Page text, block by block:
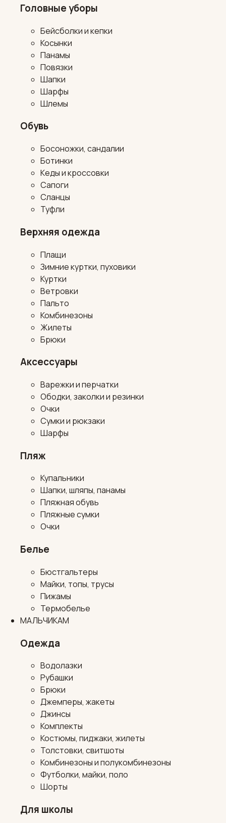
Головные уборы
Бейсболки и кепки
Косынки
Панамы
Повязки
Шапки
Шарфы
Шлемы
Обувь
Босоножки, сандалии
Ботинки
Кеды и кроссовки
Сапоги
Сланцы
Туфли
Верхняя одежда
Плащи
Зимние куртки, пуховики
Куртки
Ветровки
Пальто
Комбинезоны
Жилеты
Брюки
Аксессуары
Варежки и перчатки
Ободки, заколки и резинки
Очки
Сумки и рюкзаки
Шарфы
Пляж
Купальники
Шапки, шляпы, панамы
Пляжная обувь
Пляжные сумки
Очки
Белье
Бюстгальтеры
Майки, топы, трусы
Пижамы
Термобелье
МАЛЬЧИКАМ
Одежда
Водолазки
Рубашки
Брюки
Джемперы, жакеты
Джинсы
Комплекты
Костюмы, пиджаки, жилеты
Толстовки, свитшоты
Комбинезоны и полукомбинезоны
Футболки, майки, поло
Шорты
Для школы